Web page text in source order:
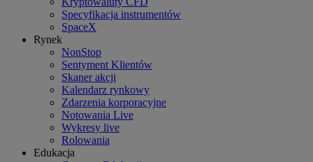
Specyfikacja instrumentów
SpaceX
Rynek
NonStop
Sentyment Klientów
Skaner akcji
Kalendarz rynkowy
Zdarzenia korporacyjne
Notowania Live
Wykresy live
Rolowania
Edukacja